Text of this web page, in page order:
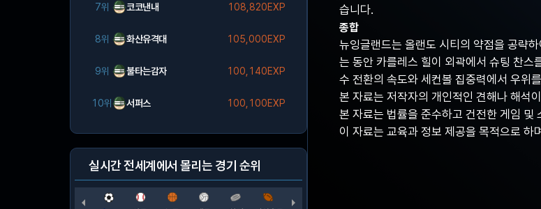
7위 코코낸내 108,820EXP
8위 화산유격대 105,000EXP
9위 불타는감자 100,140EXP
10위 서퍼스 100,100EXP
실시간 전세계에서 몰리는 경기 순위
습니다.
종합
뉴잉글랜드는 올랜도 시티의 약점을 공략
는 동안 카를레스 힐이 외곽에서 슈팅 찬스
수 전환의 속도와 세컨볼 집중력에서 우위
본 자료는 저작자의 개인적인 견해나 해석
본 자료는 법률을 준수하고 건전한 게임 및
이 자료는 교육과 정보 제공을 목적으로